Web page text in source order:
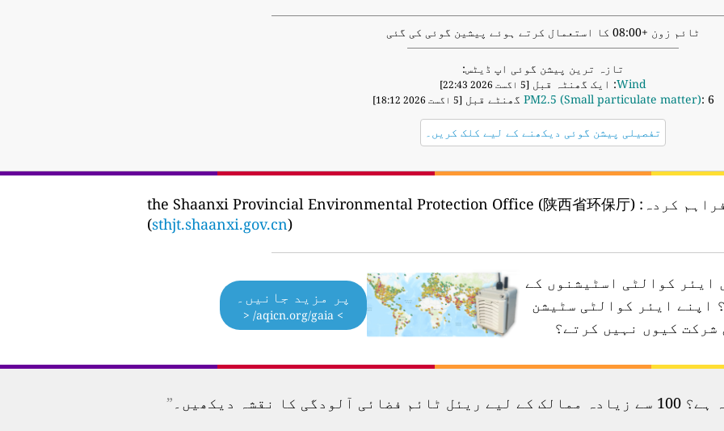
ٹائم زون +08:00 کا استعمال کرتے ہوئے پیشین گوئی کی گئی
تازہ ترین پیشن گوئی اپ ڈیٹس:
Wind: ایک گھنٹہ قبل [5 اگست 2026 22:43]
PM2.5 (Small particulate matter): 6 گھنٹے قبل [5 اگست 2026 18:12]
تفصیلی پیشن گوئی دیکھنے کے لیے کلک کریں۔
کردہ: the Shaanxi Provincial Environmental Protection Office (陕西省环保厅)
(sthjt.shaanxi.gov.cn)
ایئر کوالٹی اسٹیشنوں کے
اپنے ایئر کوالٹی سٹیشن
شرکت کیوں نہیں کرتے؟
پر مزید جانیں۔
> aqicn.org/gaia/ <
کا نقشہ دیکھیں۔ ”